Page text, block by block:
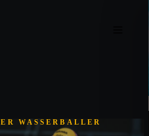
WASSERBALLER